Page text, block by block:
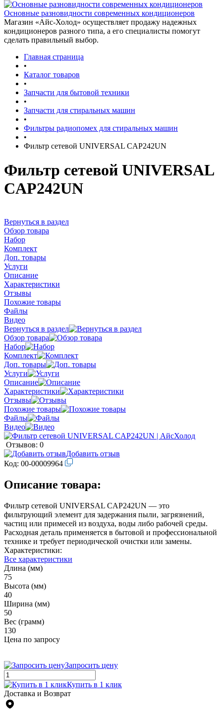
Основные разновидности современных кондиционеров
Магазин «Айс-Холод» осуществляет продажу надежных
кондиционеров разного типа, а его специалисты помогут
сделать правильный выбор.
Главная страница
•
Каталог товаров
•
Запчасти для бытовой техники
•
Запчасти для стиральных машин
•
Фильтры радиопомех для стиральных машин
•
Фильтр сетевой UNIVERSAL CAP242UN
Фильтр сетевой UNIVERSAL
CAP242UN
Вернуться в раздел
Обзор товара
Набор
Комплект
Доп. товары
Услуги
Описание
Характеристики
Отзывы
Похожие товары
Файлы
Видео
Вернуться в раздел
Обзор товара
Набор
Комплект
Доп. товары
Услуги
Описание
Характеристики
Отзывы
Похожие товары
Файлы
Видео
Отзывов: 0
Добавить отзыв
Код: 00-00009964
Описание товара:
Фильтр сетевой UNIVERSAL CAP242UN — это
фильтрующий элемент для задержания пыли, загрязнений,
частиц или примесей из воздуха, воды либо рабочей среды.
Расходная деталь применяется в бытовой и профессиональной
технике и требует периодической очистки или замены.
Характеристики:
Все характеристики
Длина (мм)
75
Высота (мм)
40
Ширина (мм)
50
Вес (грамм)
130
Цена по запросу
Запросить цену
Купить в 1 клик
Доставка и Возврат